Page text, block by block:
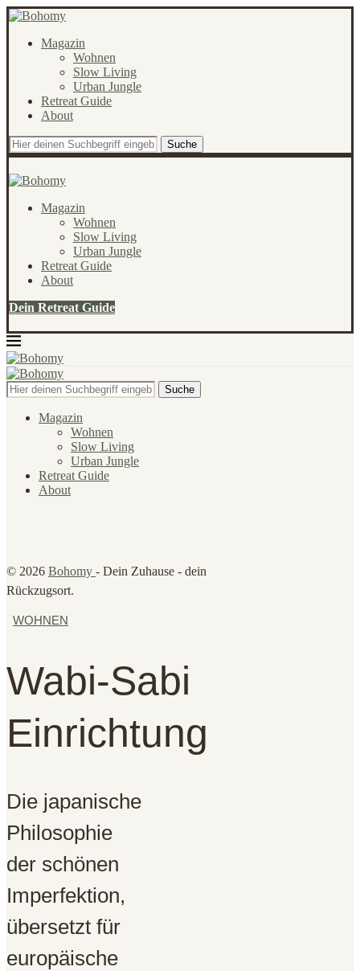
Magazin
Wohnen
Slow Living
Urban Jungle
Retreat Guide
About
Suche
Magazin
Wohnen
Slow Living
Urban Jungle
Retreat Guide
About
Dein Retreat Guide
Suche
Magazin
Wohnen
Slow Living
Urban Jungle
Retreat Guide
About
© 2026 Bohomy - Dein Zuhause - dein
Rückzugsort.
WOHNEN
Wabi-Sabi
Einrichtung
Die japanische
Philosophie
der schönen
Imperfektion,
übersetzt für
europäische